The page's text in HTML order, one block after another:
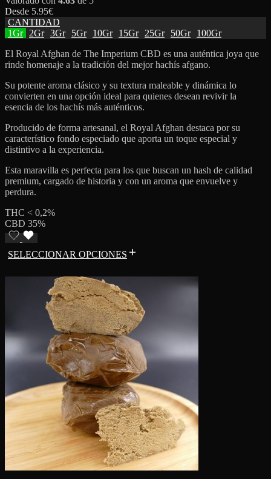
Desde 5.95€
CANTIDAD
1Gr
2Gr 3Gr 5Gr 10Gr 15Gr 25Gr 50Gr
100Gr
El Royal Afghan de The Imperium CBD es una auténtica joya que
rinde homenaje a la tradición del mejor hachís afgano.
Su potente aroma clásico y su textura maleable y dinámica lo
convierten en una opción ideal para quienes desean revivir la
esencia de los hachís más auténticos.
Producido de forma artesanal, el Royal Afghan destaca por su
característico fondo especiado que aporta un toque especial y
distintivo a la experiencia.
Esta maravilla es perfecta para los que buscan un hash de calidad
premium, cargado de historia y con un aroma que envuelve y
perdura.
THC < 0,2%
CBD 35%
SELECCIONAR OPCIONES